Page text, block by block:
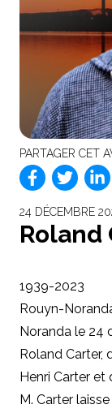
PARTAGER CET
24 DÉCEMBRE
Roland
1939-2023
Rouyn-
Noranda le 24
Roland Carter,
Henri Carter et
M. Carter